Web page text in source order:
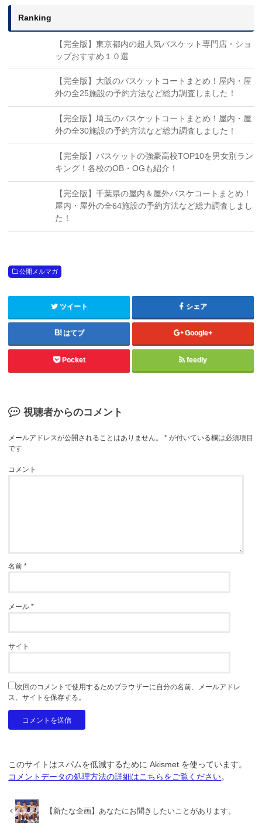
Ranking
【完全版】東京都内の超人気バスケット専門店・ショ
ップおすすめ１０選
【完全版】大阪のバスケットコートまとめ！屋内・屋
外の全25施設の予約方法など総力調査しました！
【完全版】埼玉のバスケットコートまとめ！屋内・屋
外の全30施設の予約方法など総力調査しました！
【完全版】バスケットの強豪高校TOP10を男女別ラン
キング！各校のOB・OGも紹介！
【完全版】千葉県の屋内＆屋外バスケコートまとめ！
屋内・屋外の全64施設の予約方法など総力調査しまし
た！
公開メルマガ
ツイート シェア
はてブ Google+
Pocket feedly
視聴者からのコメント
メールアドレスが公開されることはありません。 * が付いている欄は必須項目
です
コメント
名前*
メール*
サイト
次回のコメントで使用するためブラウザーに自分の名前、メールアドレ
ス、サイトを保存する。
このサイトはスパムを低減するために Akismet を使っています。
コメントデータの処理方法の詳細はこちらをご覧ください。
【新たな企画】あなたにお聞きしたいことがあります。